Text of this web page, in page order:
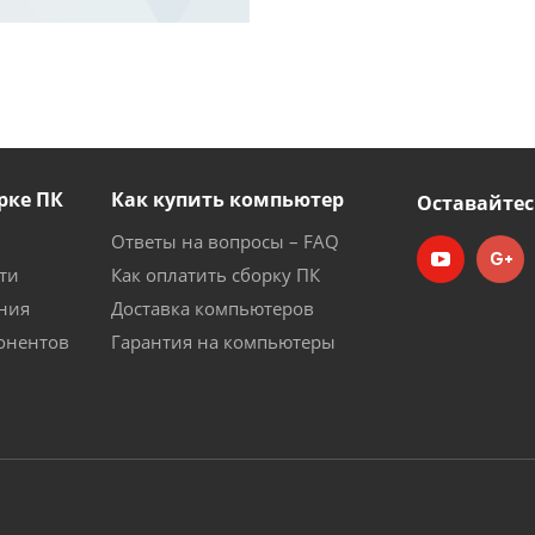
ПК Как купить компьютер
Ответы на вопросы – FAQ
Как оплатить сборку ПК
Доставка компьютеров
Гарантия на компьютеры